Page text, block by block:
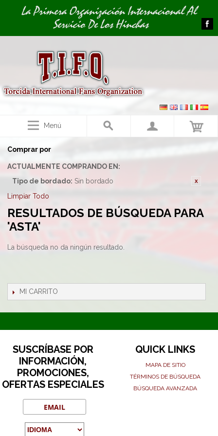
Image 01La Primera Organización Internacional Al
Servicio De Los Hinchas
Menú
Comprar por
ACTUALMENTE COMPRANDO EN:
Tipo de bordado: Sin bordado
Limpiar Todo
RESULTADOS DE BÚSQUEDA PARA
'ASTA'
La búsqueda no da ningún resultado.
MI CARRITO
SUSCRÍBASE POR
INFORMACIÓN,
PROMOCIONES,
OFERTAS ESPECIALES
QUICK LINKS
MAPA DE SITIO
TÉRMINOS DE BÚSQUEDA
BÚSQUEDA AVANZADA